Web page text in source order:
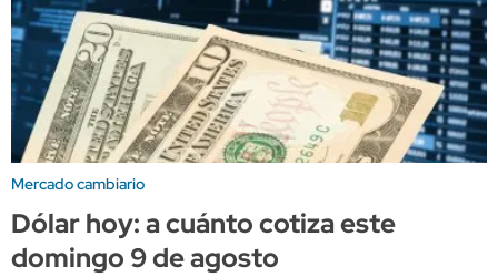
Mercado cambiario
Dólar hoy: a cuánto cotiza este
domingo 9 de agosto